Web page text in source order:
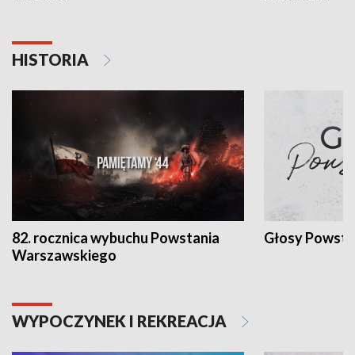
HISTORIA
82. rocznica wybuchu Powstania
Warszawskiego
Głosy
WYPOCZYNEK I REKREACJA